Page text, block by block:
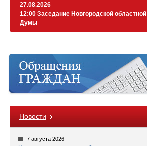
27.08.2026
12:00 Заседание Новгородской областной
Думы
Новости
7 августа 2026